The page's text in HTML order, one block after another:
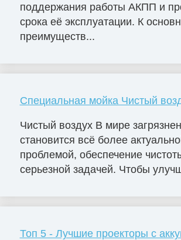
поддержания работы АКПП и
срока её эксплуатации. К
преимуществ...
Специальная мойка Чистый
Чистый воздух В мире
становится всё более
проблемой, обеспечение
серьезной задачей. Чтобы
Топ 5 - Лучшие проекторы с